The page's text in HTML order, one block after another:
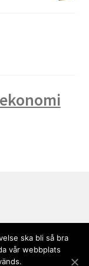
ska bli så bra
vår webbplats